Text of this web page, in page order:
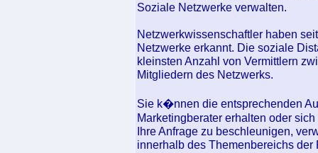
Soziale Netzwerke verwalten.
Netzwerkwissenschaftler haben
Netzwerke erkannt. Die soziale
kleinsten Anzahl von Vermittlern
Mitgliedern des Netzwerks.
Sie k�nnen die entsprechenden
Marketingberater erhalten oder
Ihre Anfrage zu beschleunigen,
innerhalb des Themenbereichs